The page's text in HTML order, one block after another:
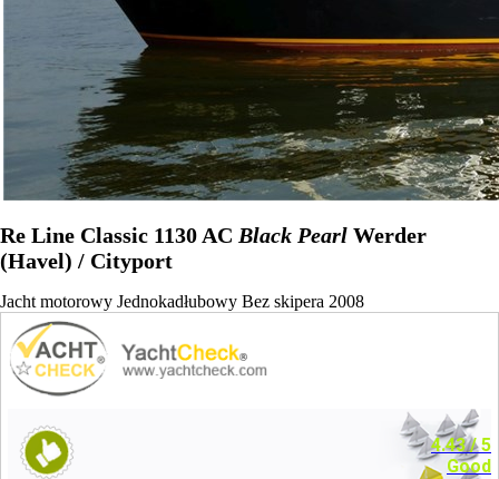
Re Line Classic 1130 AC Black Pearl Werder
(Havel) / Cityport
Jacht motorowy Jednokadłubowy Bez skipera 2008
4.43/ 5
Good